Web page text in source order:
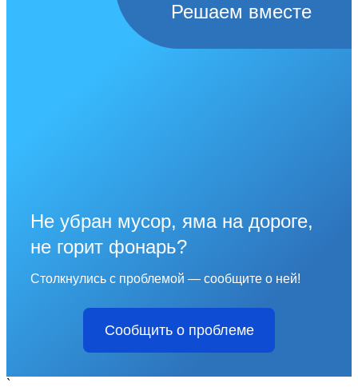
Решаем вместе
Не убран мусор, яма на дороге,
не горит фонарь?
Столкнулись с проблемой — сообщите о ней!
Сообщить о проблеме
`